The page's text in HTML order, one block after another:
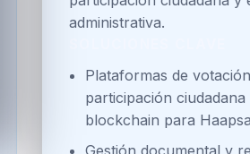
Plataformas de
estudiantes de Haapsalu.
Seguimiento de
académico con